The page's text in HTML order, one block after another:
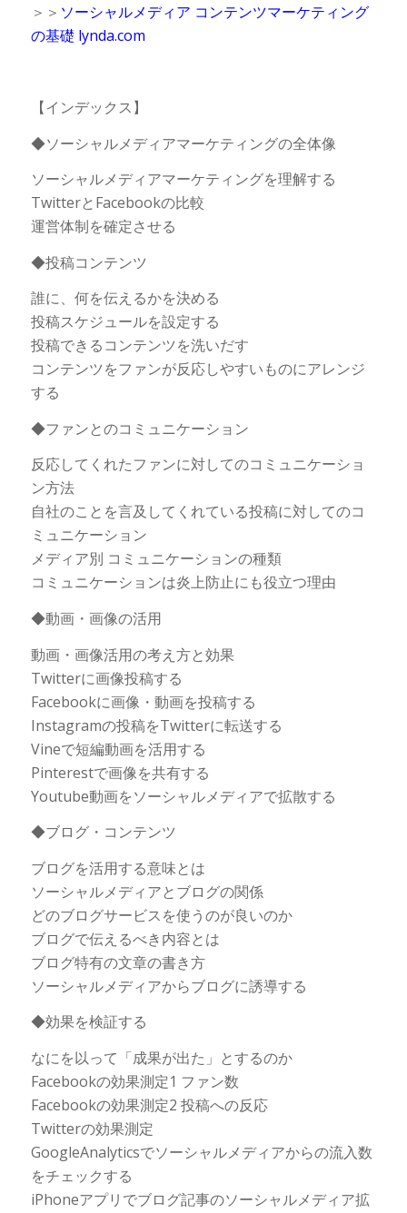
＞＞ ソーシャルメディア コンテンツマーケティング
の基礎 lynda.com
【インデックス】
◆ソーシャルメディアマーケティングの全体像
ソーシャルメディアマーケティングを理解する
TwitterとFacebookの比較
運営体制を確定させる
◆投稿コンテンツ
誰に、何を伝えるかを決める
投稿スケジュールを設定する
投稿できるコンテンツを洗いだす
コンテンツをファンが反応しやすいものにアレンジ
する
◆ファンとのコミュニケーション
反応してくれたファンに対してのコミュニケーショ
ン方法
自社のことを言及してくれている投稿に対してのコ
ミュニケーション
メディア別 コミュニケーションの種類
コミュニケーションは炎上防止にも役立つ理由
◆動画・画像の活用
動画・画像活用の考え方と効果
Twitterに画像投稿する
Facebookに画像・動画を投稿する
Instagramの投稿をTwitterに転送する
Vineで短編動画を活用する
Pinterestで画像を共有する
Youtube動画をソーシャルメディアで拡散する
◆ブログ・コンテンツ
ブログを活用する意味とは
ソーシャルメディアとブログの関係
どのブログサービスを使うのが良いのか
ブログで伝えるべき内容とは
ブログ特有の文章の書き方
ソーシャルメディアからブログに誘導する
◆効果を検証する
なにを以って「成果が出た」とするのか
Facebookの効果測定1 ファン数
Facebookの効果測定2 投稿への反応
Twitterの効果測定
GoogleAnalyticsでソーシャルメディアからの流入数
をチェックする
iPhoneアプリでブログ記事のソーシャルメディア拡